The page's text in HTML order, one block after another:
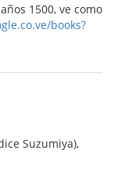
1500, ve como
books?
Suzumiya),